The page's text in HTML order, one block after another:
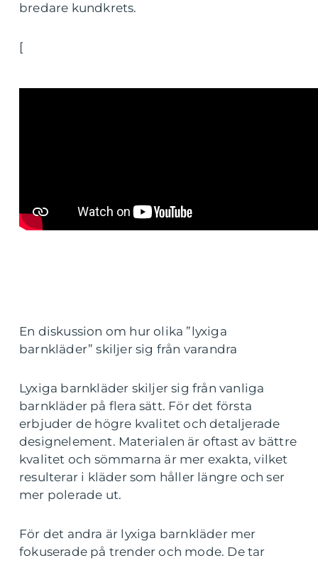
bredare kundkrets.
[
En diskussion om hur olika ”lyxiga
barnkläder” skiljer sig från varandra
Lyxiga barnkläder skiljer sig från vanliga
barnkläder på flera sätt. För det första
erbjuder de högre kvalitet och detaljerade
designelement. Materialen är oftast av bättre
kvalitet och sömmarna är mer exakta, vilket
resulterar i kläder som håller längre och ser
mer polerade ut.
För det andra är lyxiga barnkläder mer
fokuserade på trender och mode. De tar